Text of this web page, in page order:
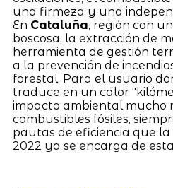
una firmeza y una
En Cataluña, región con
boscosa, la extracción de
herramienta de gestión
a la prevención de
forestal. Para el usuario
traduce en un calor
impacto ambiental mucho
combustibles fósiles,
pautas de eficiencia que
2022 ya se encarga de